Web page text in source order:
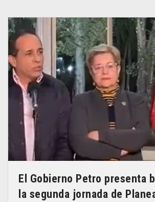
El Gobierno Petro presenta
la segunda jornada de